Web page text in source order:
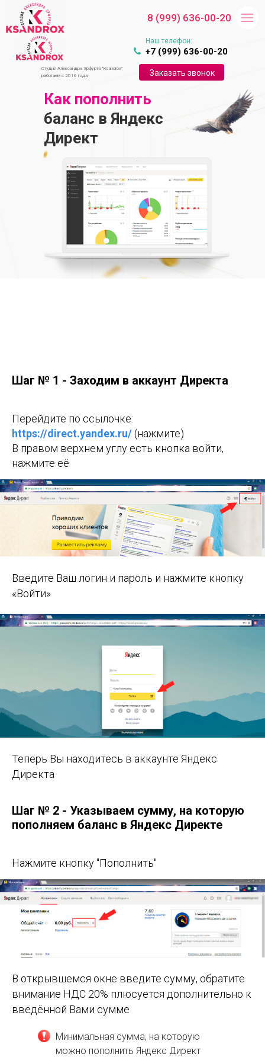
8 (999) 636-00-20
Как пополнить
баланс в Яндекс
Директ
Заказать звонок
Наш телефон:
+7 (999) 636-00-20
Студия Александра Эрфурта "Ksandrox"
работаем с 2016 года
Шаг № 1 - Заходим в аккаунт Директа
Перейдите по ссылочке:
https://direct.yandex.ru/(нажмите)
В правом верхнем углу есть кнопка войти,
нажмите её
Введите Ваш логин и пароль и нажмите кнопку
«Войти»
Теперь Вы находитесь в аккаунте Яндекс
Директа
Шаг № 2 - Указываем сумму, на которую
пополняем баланс в Яндекс Директе
Нажмите кнопку "Пополнить"
В открывшемся окне введите сумму, обратите
внимание НДС 20% плюсуется дополнительно к
введённой Вами сумме
Минимальная сумма, на которую
можно пополнить Яндекс Директ